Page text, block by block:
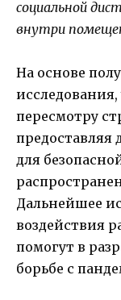
социальной
внутри
На основе
пересмотру
для
Дальнейшее
воздействия
помогут в
борьбе с